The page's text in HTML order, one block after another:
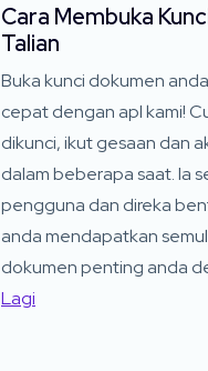
Cara Membuka
Talian
Buka kunci dokumen
cepat dengan apl kami!
dikunci, ikut gesaan dan
dalam beberapa saat. Ia
pengguna dan direka
anda mendapatkan
dokumen penting anda
Lagi